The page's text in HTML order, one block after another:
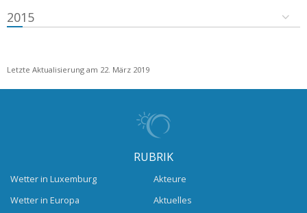
2015
Letzte Aktualisierung am 22. März 2019
RUBRIK
Wetter in Luxemburg
Wetter in Europa
Akteure
Aktuelles